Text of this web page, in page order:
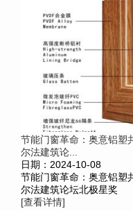
节能门窗革命：奥意铝塑
尔法建筑论...
日期：2024-10-08
节能门窗革命：奥意铝塑
尔法建筑论坛北极星奖
[查看详情]